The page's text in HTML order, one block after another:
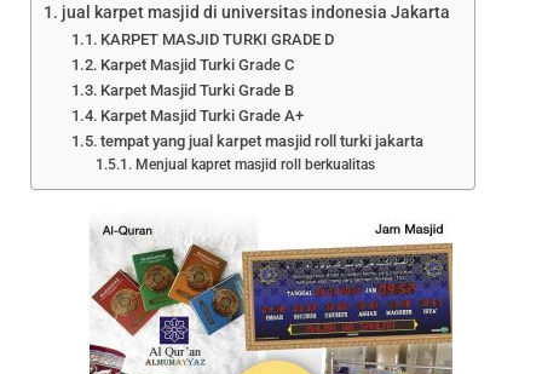
jual karpet masjid di universitas indonesia Jakarta
KARPET MASJID TURKI GRADE D
Karpet Masjid Turki Grade C
Karpet Masjid Turki Grade B
Karpet Masjid Turki Grade A+
tempat yang jual karpet masjid roll turki jakarta
Menjual kapret masjid roll berkualitas